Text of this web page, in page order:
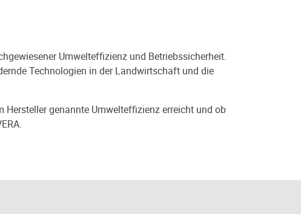
Umwelteffizienz und Betriebssicherheit.
Technologien in der Landwirtschaft und die
genannte Umwelteffizienz erreicht und ob